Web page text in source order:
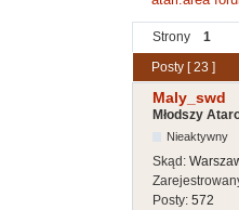
Strony
1
Posty [ 23 ]
Maly_swd
Młodszy
Nieaktywny
Skąd:
Posty: 572